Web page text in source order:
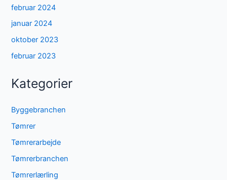
februar 2024
januar 2024
oktober 2023
februar 2023
Kategorier
Byggebranchen
Tømrer
Tømrerarbejde
Tømrerbranchen
Tømrerlærling